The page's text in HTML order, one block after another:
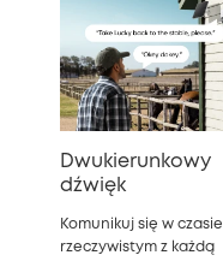
Dwukierunkowy
dźwięk
Komunikuj się w czasie
rzeczywistym z każdą